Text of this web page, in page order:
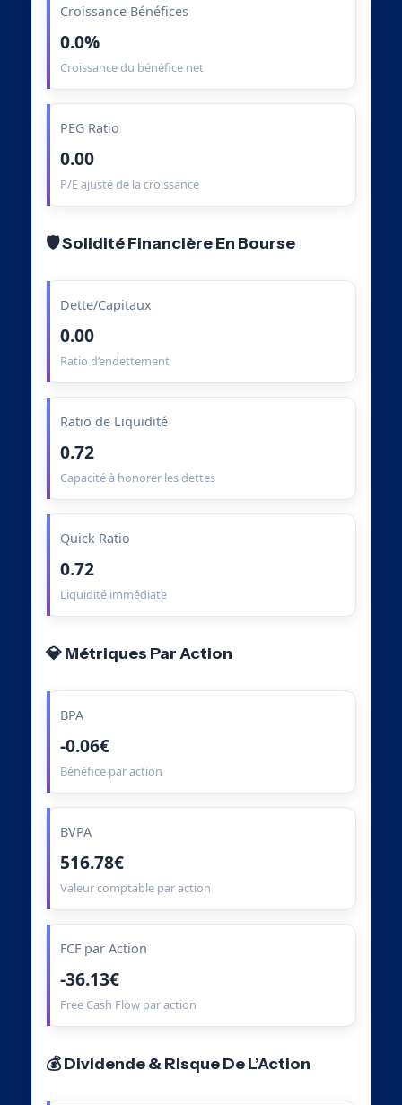
Croissance Bénéfices
0.0%
Croissance du bénéfice net
PEG Ratio
0.00
P/E ajusté de la croissance
🛡️ Solidité Financière En Bourse
Dette/Capitaux
0.00
Ratio d’endettement
Ratio de Liquidité
0.72
Capacité à honorer les dettes
Quick Ratio
0.72
Liquidité immédiate
💎 Métriques Par Action
BPA
-0.06€
Bénéfice par action
BVPA
516.78€
Valeur comptable par action
FCF par Action
-36.13€
Free Cash Flow par action
💰 Dividende & Risque De L’Action